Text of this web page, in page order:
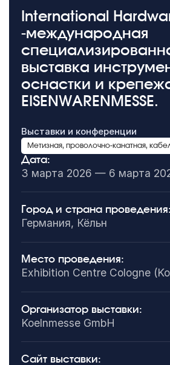
International
-международная
выставка
оснастки и
EISENWARENMESSE.
Выставки и конференции
Метизная, проволочно-канатная,
Дата:
3 марта 2026 — 6 марта
Город и страна проведения:
Германия, Кёльн
Место проведения:
Exhibition Centre Cologne
Организатор выставки:
Koelnmesse GmbH
Сайт выставки: